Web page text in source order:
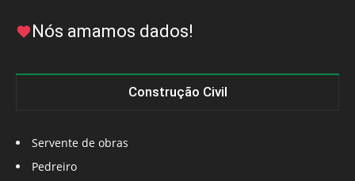
Nós amamos dados!
Construção Civil
Servente de obras
Pedreiro